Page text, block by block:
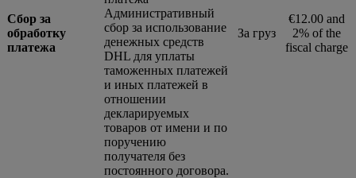
Сбор за
обработку
платежа
Административный
сбор за использование
денежных средств
DHL для уплаты
таможенных платежей
и иных платежей в
отношении
декларируемых
товаров от имени и по
поручению
получателя без
постоянного договора.
За груз
€12.00 and
2% of the
fiscal charge